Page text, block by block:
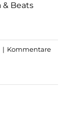
Beats
| Kommentare